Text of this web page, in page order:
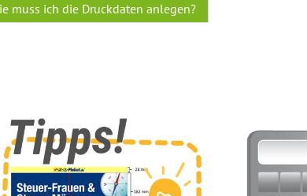
muss ich die Druckdaten anlegen?